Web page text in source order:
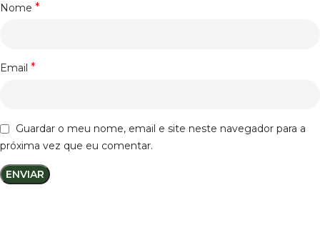
Nome *
Email *
Guardar o meu nome, email e site neste navegador para a
próxima vez que eu comentar.